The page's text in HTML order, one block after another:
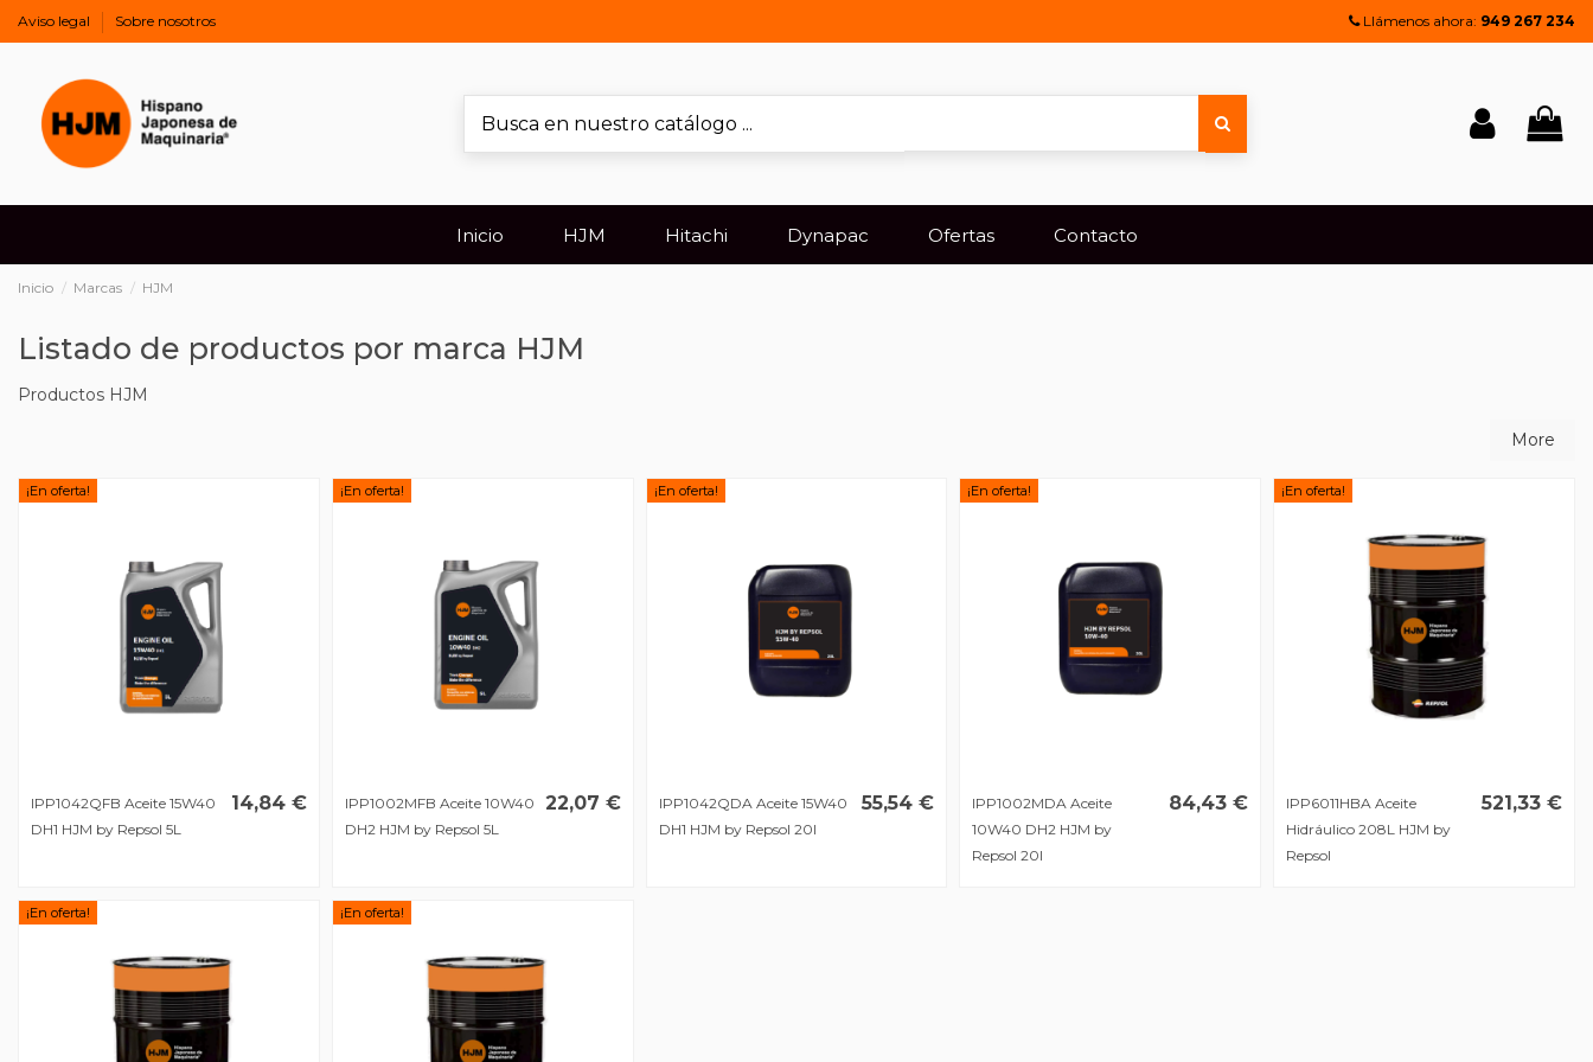
Aviso legal Sobre nosotros Llámenos ahora: 949 267 234
Inicio HJM Hitachi Dynapac Ofertas Contacto
Inicio Marcas HJM
Listado de productos por marca HJM
Productos HJM
More
¡En oferta!
IPP1042QFB Aceite 15W40
DH1 HJM by Repsol 5L
14,84 €
¡En oferta!
IPP1002MFB Aceite 10W40
DH2 HJM by Repsol 5L
22,07 €
¡En oferta!
IPP1042QDA Aceite 15W40
DH1 HJM by Repsol 20l
55,54 €
¡En oferta!
IPP1002MDA Aceite
10W40 DH2 HJM by
Repsol 20l
84,43 €
¡En oferta!
IPP6011HBA Aceite
Hidráulico 208L HJM by
Repsol
521,33 €
¡En oferta! ¡En oferta!